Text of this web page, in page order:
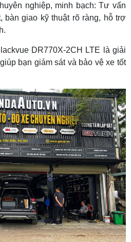
nghiệp, minh bạch: Tư vấn
bàn giao kỹ thuật rõ ràng, hỗ trợ
DR770X-2CH LTE là giải
bạn giám sát và bảo vệ xe tốt